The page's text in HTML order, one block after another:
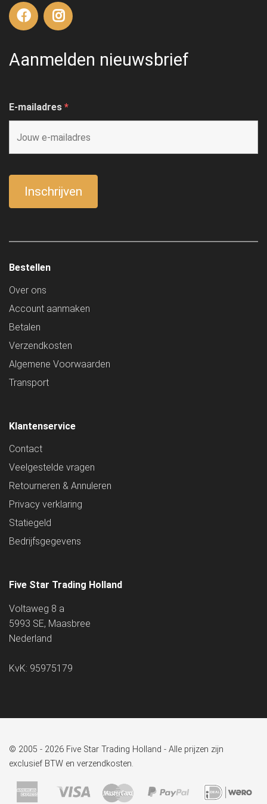
Aanmelden nieuwsbrief
E-mailadres *
Bestellen
Over ons
Account aanmaken
Betalen
Verzendkosten
Algemene Voorwaarden
Transport
Klantenservice
Contact
Veelgestelde vragen
Retourneren & Annuleren
Privacy verklaring
Statiegeld
Bedrijfsgegevens
Five Star Trading Holland
Voltaweg 8 a
5993 SE, Maasbree
Nederland
KvK: 95975179
© 2005 - 2026 Five Star Trading Holland - Alle prijzen zijn
exclusief BTW en verzendkosten.